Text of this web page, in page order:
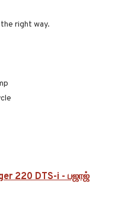
right way.
220 DTS-i - பஜாஜ்